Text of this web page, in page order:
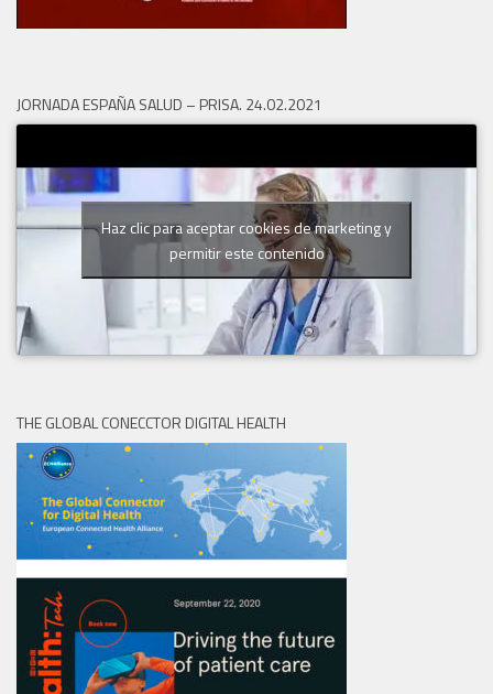
JORNADA ESPAÑA SALUD – PRISA. 24.02.2021
Haz clic para aceptar cookies de marketing y
permitir este contenido
THE GLOBAL CONECCTOR DIGITAL HEALTH